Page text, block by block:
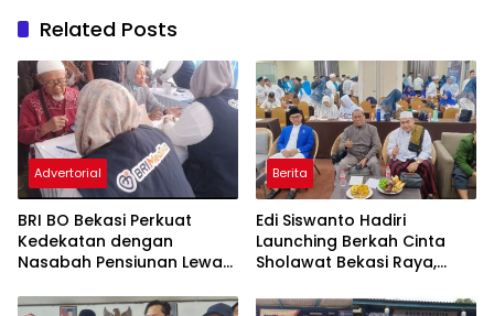
Related Posts
Advertorial
BRI BO Bekasi Perkuat
Kedekatan dengan
Nasabah Pensiunan Lewat
Berita
Edi Siswanto Hadiri
Launching Berkah Cinta
Sholawat Bekasi Raya,
yang Amanah